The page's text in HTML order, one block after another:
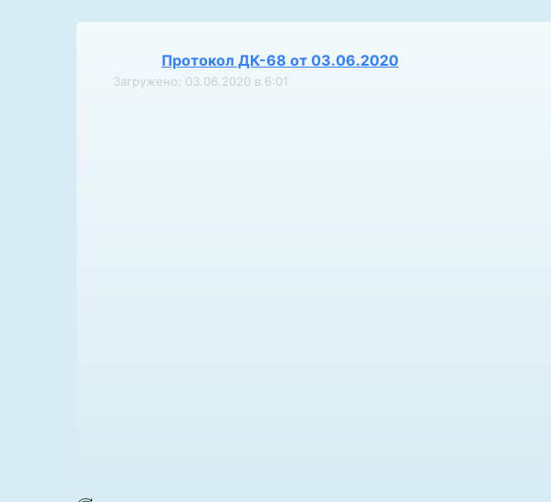
Протокол ДК-68 от 03.06.2020
Загружено: 03.06.2020 в 6:01